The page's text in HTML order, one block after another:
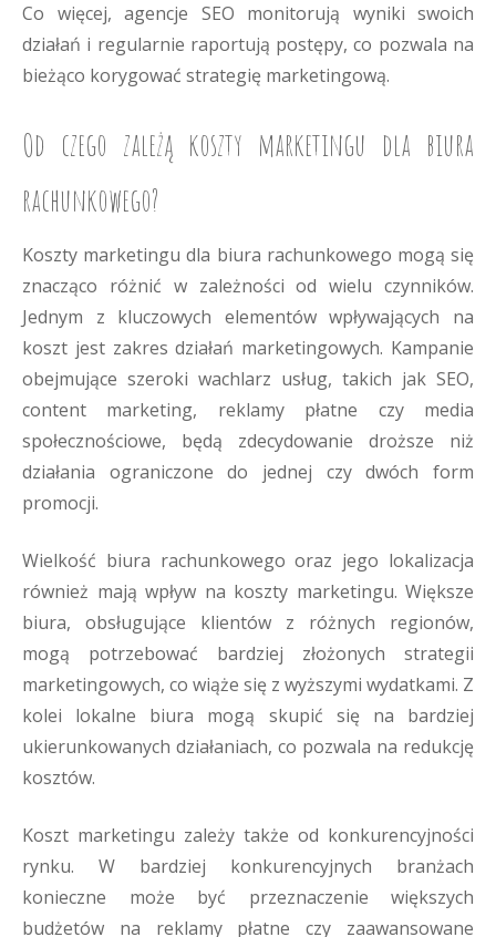
Co więcej, agencje SEO monitorują wyniki swoich
działań i regularnie raportują postępy, co pozwala na
bieżąco korygować strategię marketingową.
Od czego zależą koszty marketingu dla biura
rachunkowego?
Koszty marketingu dla biura rachunkowego mogą się
znacząco różnić w zależności od wielu czynników.
Jednym z kluczowych elementów wpływających na
koszt jest zakres działań marketingowych. Kampanie
obejmujące szeroki wachlarz usług, takich jak SEO,
content marketing, reklamy płatne czy media
społecznościowe, będą zdecydowanie droższe niż
działania ograniczone do jednej czy dwóch form
promocji.
Wielkość biura rachunkowego oraz jego lokalizacja
również mają wpływ na koszty marketingu. Większe
biura, obsługujące klientów z różnych regionów,
mogą potrzebować bardziej złożonych strategii
marketingowych, co wiąże się z wyższymi wydatkami. Z
kolei lokalne biura mogą skupić się na bardziej
ukierunkowanych działaniach, co pozwala na redukcję
kosztów.
Koszt marketingu zależy także od konkurencyjności
rynku. W bardziej konkurencyjnych branżach
konieczne może być przeznaczenie większych
budżetów na reklamy płatne czy zaawansowane